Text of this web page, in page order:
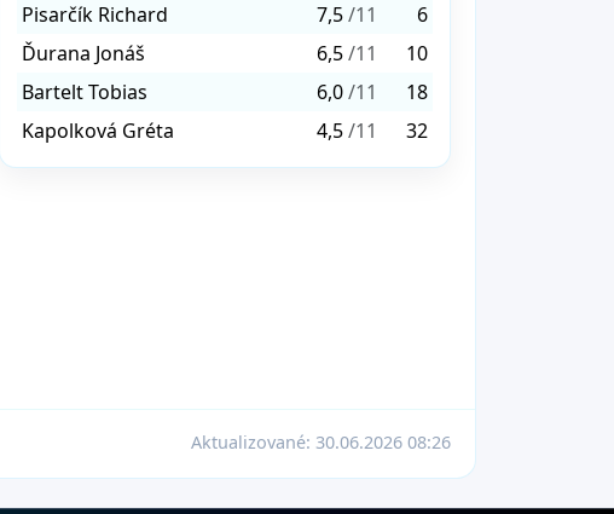
Pisarčík Richard
7,5/11
6
Ďurana Jonáš
6,5/11
10
Bartelt Tobias
6,0/11
18
Kapolková Gréta
4,5/11 32
Aktualizované: 30.06.2026 08:26